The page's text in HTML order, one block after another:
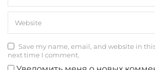
Save my name, email, and website in
next time I comment.